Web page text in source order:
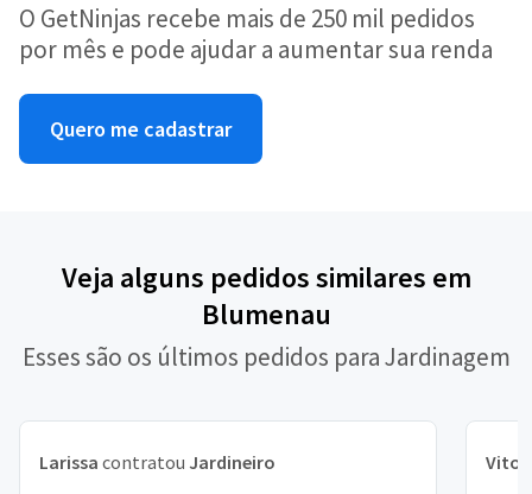
O GetNinjas recebe mais de 250 mil pedidos
por mês e pode ajudar a aumentar sua renda
Quero me cadastrar
Veja alguns pedidos similares em
Blumenau
Esses são os últimos pedidos para Jardinagem
Larissa contratou Jardineiro Vitor